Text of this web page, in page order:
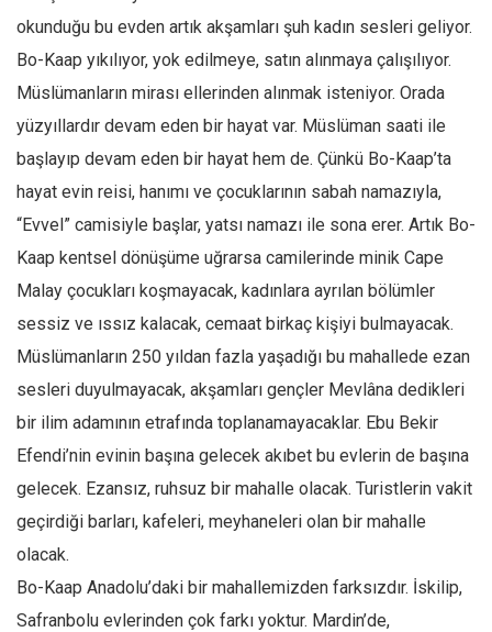
okunduğu bu evden artık akşamları şuh kadın sesleri geliyor.
Bo-Kaap yıkılıyor, yok edilmeye, satın alınmaya çalışılıyor.
Müslümanların mirası ellerinden alınmak isteniyor. Orada
yüzyıllardır devam eden bir hayat var. Müslüman saati ile
başlayıp devam eden bir hayat hem de. Çünkü Bo-Kaap’ta
hayat evin reisi, hanımı ve çocuklarının sabah namazıyla,
“Evvel” camisiyle başlar, yatsı namazı ile sona erer. Artık Bo-
Kaap kentsel dönüşüme uğrarsa camilerinde minik Cape
Malay çocukları koşmayacak, kadınlara ayrılan bölümler
sessiz ve ıssız kalacak, cemaat birkaç kişiyi bulmayacak.
Müslümanların 250 yıldan fazla yaşadığı bu mahallede ezan
sesleri duyulmayacak, akşamları gençler Mevlâna dedikleri
bir ilim adamının etrafında toplanamayacaklar. Ebu Bekir
Efendi’nin evinin başına gelecek akıbet bu evlerin de başına
gelecek. Ezansız, ruhsuz bir mahalle olacak. Turistlerin vakit
geçirdiği barları, kafeleri, meyhaneleri olan bir mahalle
olacak.
Bo-Kaap Anadolu’daki bir mahallemizden farksızdır. İskilip,
Safranbolu evlerinden çok farkı yoktur. Mardin’de,